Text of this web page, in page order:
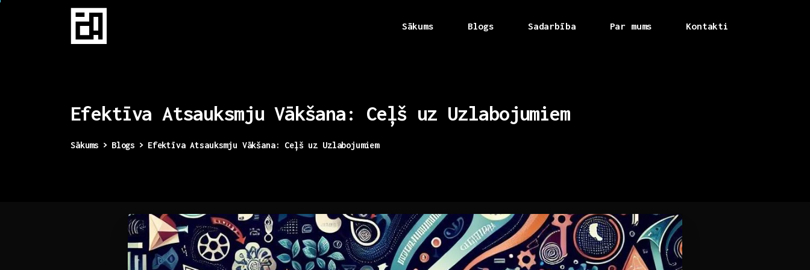
Sākums Blogs Sadarbība Par mums Kontakti
Efektīva Atsauksmju Vākšana: Ceļš uz Uzlabojumiem
Sākums Blogs Efektīva Atsauksmju Vākšana: Ceļš uz Uzlabojumiem